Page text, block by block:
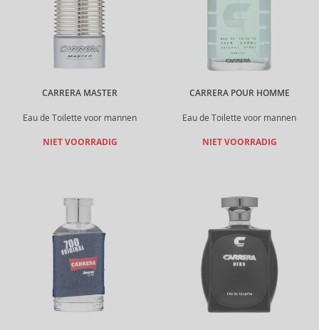
CARRERA MASTER
Eau de Toilette voor mannen
NIET VOORRADIG
CARRERA POUR HOMME
Eau de Toilette voor mannen
NIET VOORRADIG